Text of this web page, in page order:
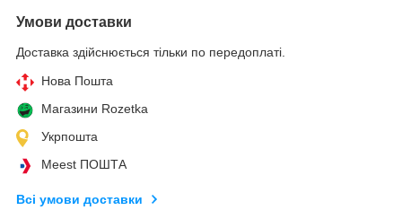
Умови доставки
Доставка здійснюється тільки по передоплаті.
Нова Пошта
Магазини Rozetka
Укрпошта
Meest ПОШТА
Всі умови доставки